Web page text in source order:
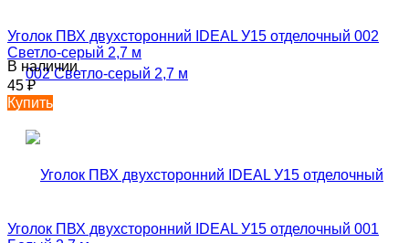
Уголок ПВХ двухсторонний IDEAL У15 отделочный 002
Светло-серый 2,7 м
В наличии
45₽
Купить
Уголок ПВХ двухсторонний IDEAL У15 отделочный 001